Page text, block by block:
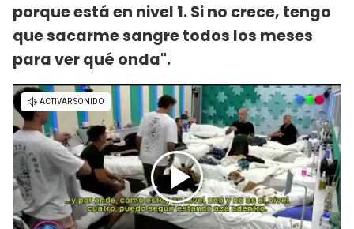
porque está en nivel 1. Si no crece, tengo
que sacarme sangre todos los meses
para ver qué onda".